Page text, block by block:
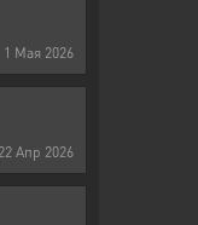
1 Мая 2026
22 Апр 2026